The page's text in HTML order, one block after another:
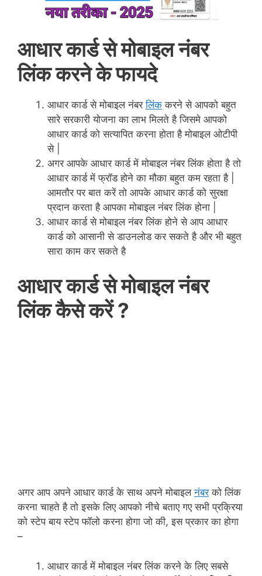
आधार कार्ड से मोबाइल नंबर
लिंक करने के फायदे
आधार कार्ड से मोबाइल नंबरलिंक करने से आपको बहुत
सारे सरकारी योजना का लाभ मिलते है जिसमे आपको
आधार कार्ड को सत्यापित करना होता है मोबाइल ओटीपी
से |
अगर आपके आधार कार्ड में मोबाइल नंबर लिंक होता है तो
आधार कार्ड में फ्रॉड होने का मौका बहुत कम रहता है |
आमतौर पर बात करें तो आपके आधार कार्ड को सुरक्षा
प्रदान करता है आपका मोबाइल नंबर लिंक होना |
आधार कार्ड से मोबाइल नंबर लिंक होने से आप आधार
कार्ड को आसानी से डाउनलोड कर सकते है और भी बहुत
सारा काम कर सकते है
आधारकार्डसे मोबाइल नंबर
लिंक कैसे करें ?
अगर आप अपने आधार कार्ड के साथ अपने मोबाइलनंबरको लिंक
करना चाहते है तो इसके लिए आपको नीचे बताए गए सभी प्रक्रिया
को स्टेप बाय स्टेप फॉलो करना होगा जो की, इस प्रकार का होगा
–
आधार कार्ड में मोबाइल नंबर लिंक करने के लिए सबसे